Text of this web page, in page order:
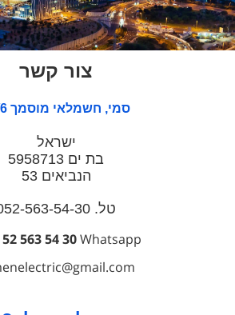
צור קשר
סמי, חשמלאי מוסמך 24/6
ישראל
בת ים 5958713
הנביאים 53
טל. 052-563-54-30
563 54 30Whatsapp